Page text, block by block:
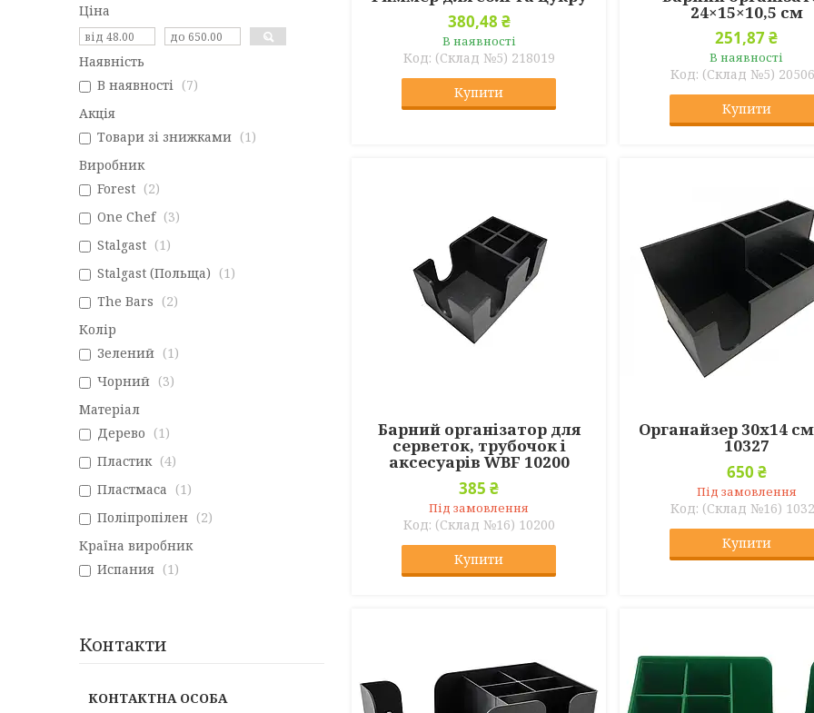
380,48 ₴
В наявності
(Склад №5) 218019
Купити
24×15×10,5 см
251,87 ₴
В наявності
(Склад №5)
Купити
Барний організатор для
серветок, трубочок і
аксесуарів WBF 10200
385 ₴
Під замовлення
(Склад №16) 10200
Купити
Органайзер 30х14
10327
650 ₴
Під замовлення
(Склад №16)
Купити
Ціна
Наявність
В наявності
7
Акція
Товари зі знижками
1
Виробник
Forest
2
One Chef
3
Stalgast
1
Stalgast (Польща)
1
The Bars
2
Колір
Зелений
1
Чорний
3
Матеріал
Дерево
1
Пластик
4
Пластмаса
1
Поліпропілен
2
Країна виробник
Испания
1
Контакти